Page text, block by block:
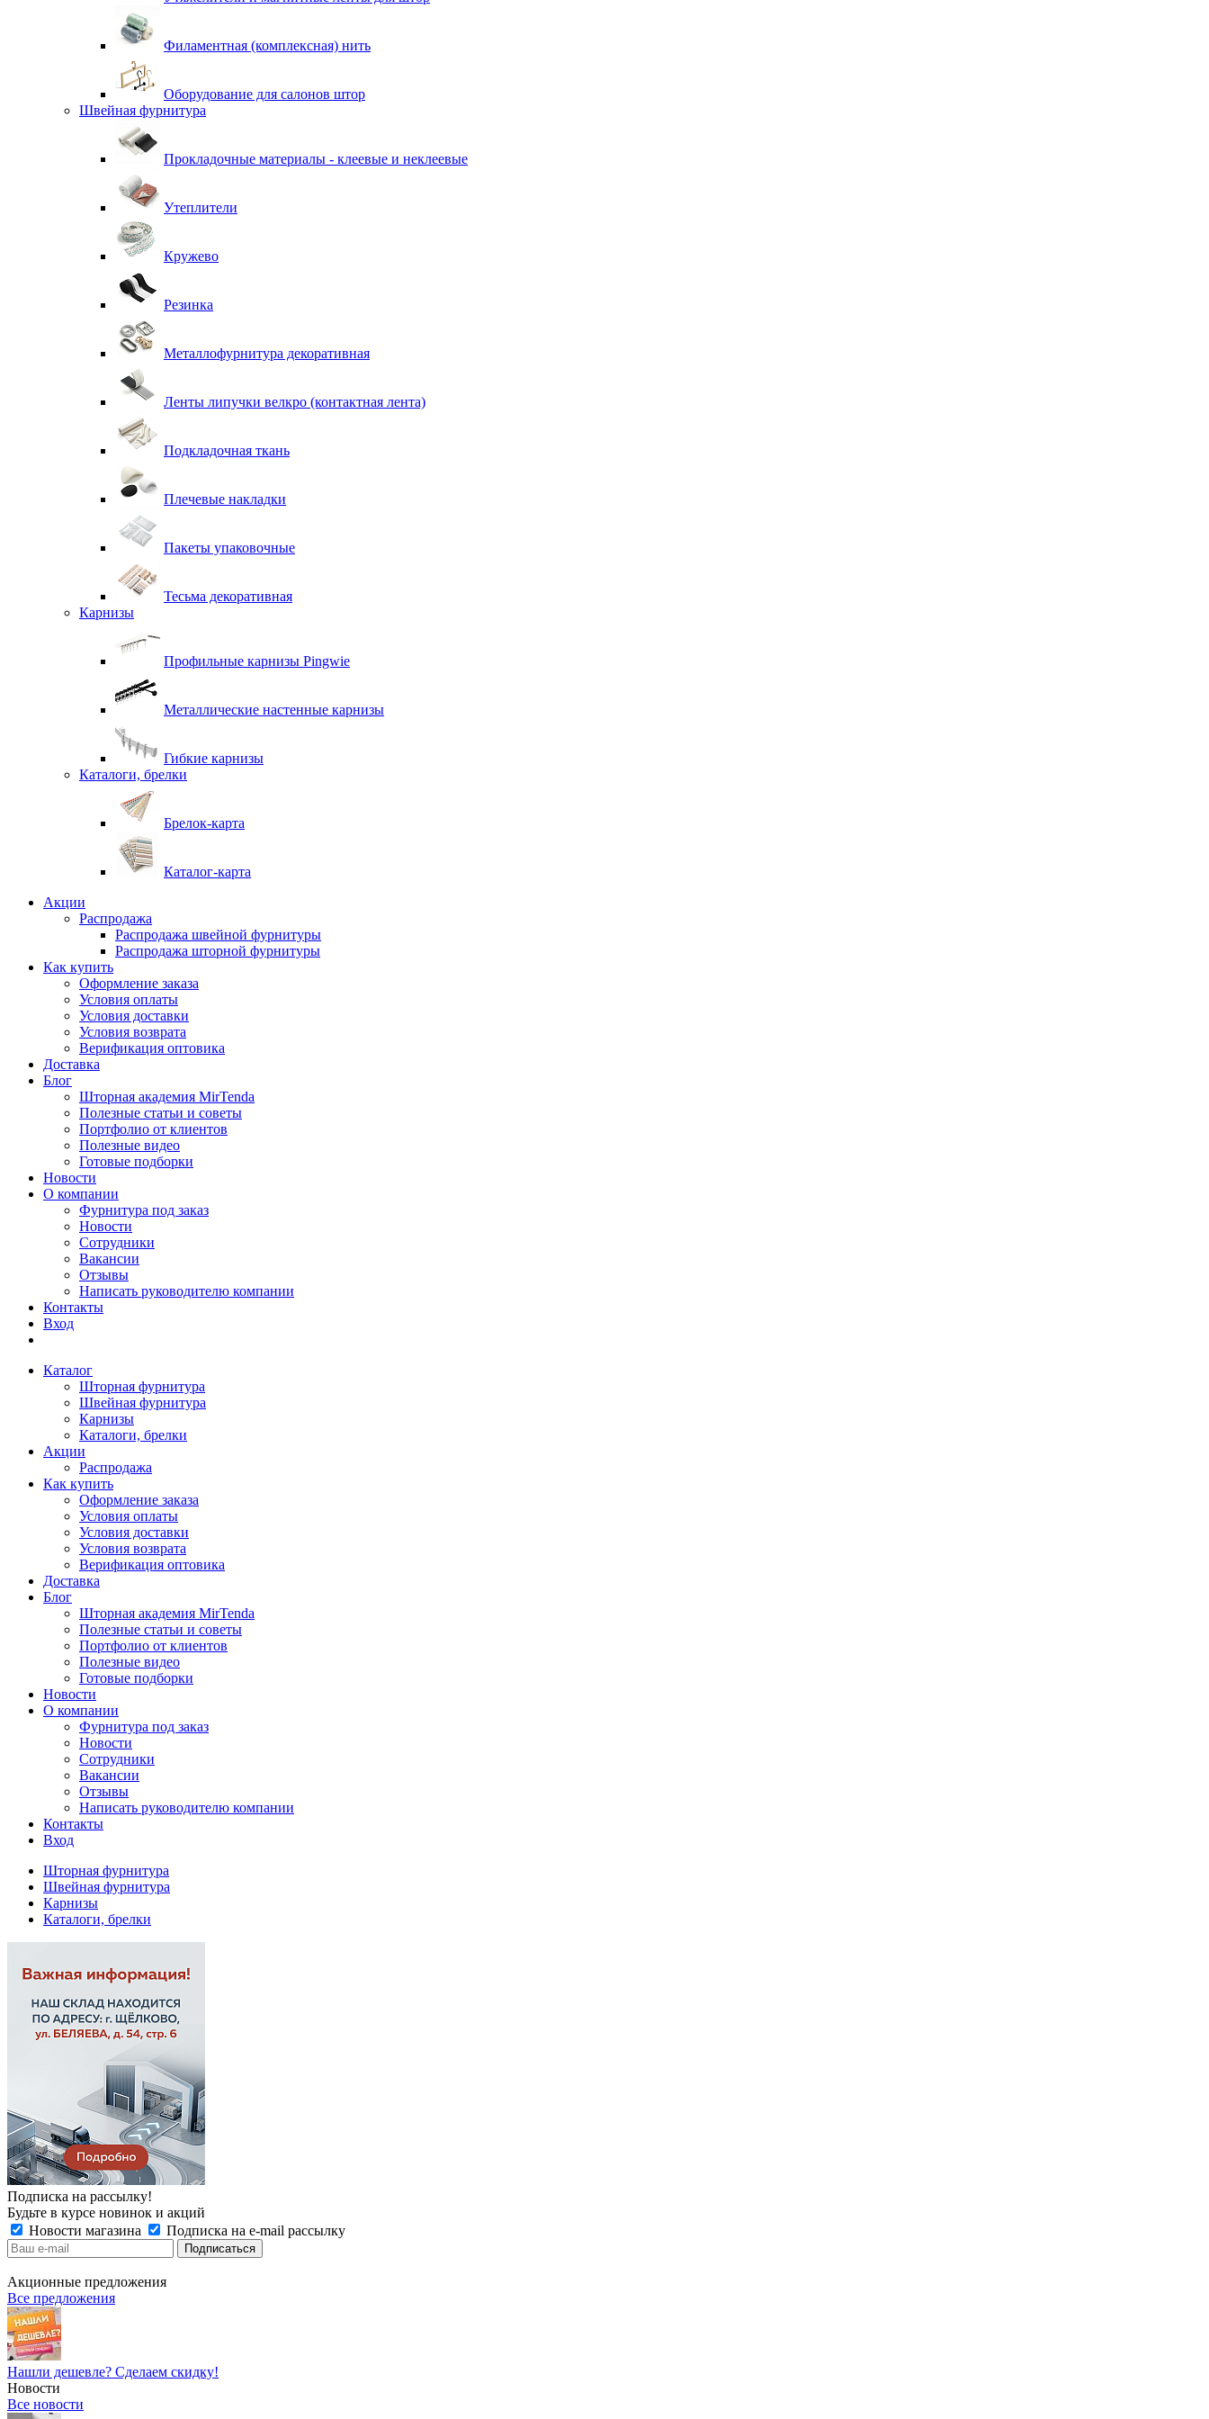
Филаментная (комплексная) нить
Оборудование для салонов штор
Швейная фурнитура
Прокладочные материалы - клеевые и неклеевые
Утеплители
Кружево
Резинка
Металлофурнитура декоративная
Ленты липучки велкро (контактная лента)
Подкладочная ткань
Плечевые накладки
Пакеты упаковочные
Тесьма декоративная
Карнизы
Профильные карнизы Pingwie
Металлические настенные карнизы
Гибкие карнизы
Каталоги, брелки
Брелок-карта
Каталог-карта
Акции
Распродажа
Распродажа швейной фурнитуры
Распродажа шторной фурнитуры
Как купить
Оформление заказа
Условия оплаты
Условия доставки
Условия возврата
Верификация оптовика
Доставка
Блог
Шторная академия MirTenda
Полезные статьи и советы
Портфолио от клиентов
Полезные видео
Готовые подборки
Новости
О компании
Фурнитура под заказ
Новости
Сотрудники
Вакансии
Отзывы
Написать руководителю компании
Контакты
Вход
Каталог
Шторная фурнитура
Швейная фурнитура
Карнизы
Каталоги, брелки
Акции
Распродажа
Как купить
Оформление заказа
Условия оплаты
Условия доставки
Условия возврата
Верификация оптовика
Доставка
Блог
Шторная академия MirTenda
Полезные статьи и советы
Портфолио от клиентов
Полезные видео
Готовые подборки
Новости
О компании
Фурнитура под заказ
Новости
Сотрудники
Вакансии
Отзывы
Написать руководителю компании
Контакты
Вход
Шторная фурнитура
Швейная фурнитура
Карнизы
Каталоги, брелки
Подписка на рассылку!
Будьте в курсе новинок и акций
Новости магазина
Подписка на e-mail рассылку
Акционные предложения
Все предложения
Нашли дешевле? Сделаем скидку!
Новости
Все новости